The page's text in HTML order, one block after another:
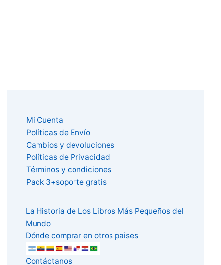
Mi Cuenta
Políticas de Envío
Cambios y devoluciones
Políticas de Privacidad
Términos y condiciones
Pack 3+soporte gratis
La Historia de Los Libros Más Pequeños del
Mundo
Dónde comprar en otros paises
Contáctanos